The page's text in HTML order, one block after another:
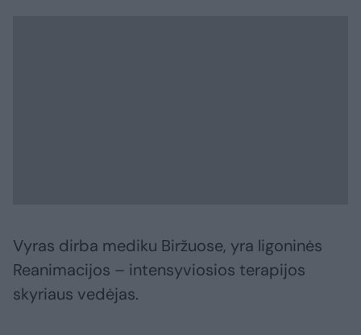
Vyras dirba mediku Biržuose, yra ligoninės
Reanimacijos – intensyviosios terapijos
skyriaus vedėjas.